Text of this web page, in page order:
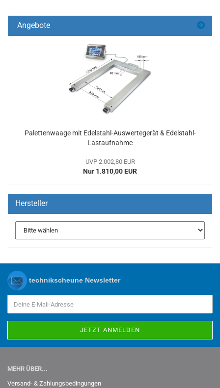
Angebote
Palettenwaage mit Edelstahl-Auswertegerät & Edelstahl-
Lastaufnahme
UVP 2.002,80 EUR
Nur 1.810,00 EUR
Hersteller
technikscheune Newsletter
MEHR ÜBER...
Versand- & Zahlungsbedingungen